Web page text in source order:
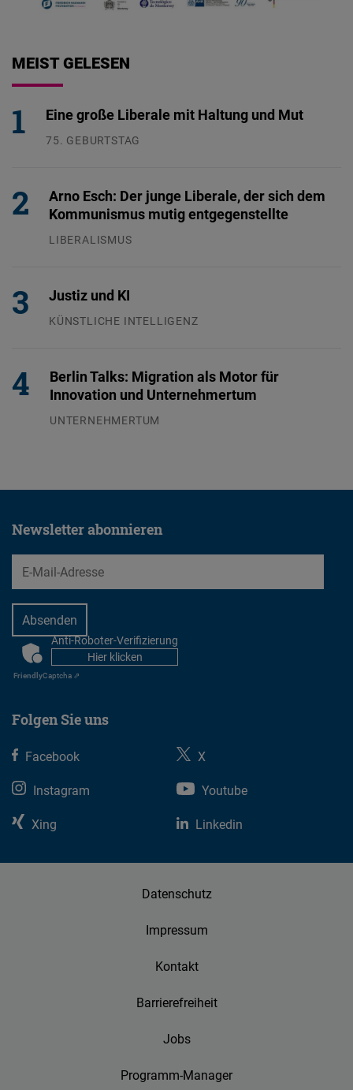
MEIST GELESEN
Eine große Liberale mit Haltung und Mut
75. GEBURTSTAG
Arno Esch: Der junge Liberale, der sich dem
Kommunismus mutig entgegenstellte
LIBERALISMUS
Justiz und KI
KÜNSTLICHE INTELLIGENZ
Berlin Talks: Migration als Motor für
Innovation und Unternehmertum
UNTERNEHMERTUM
Newsletter abonnieren
EMail
CAPTCHAAnti-Roboter-Verifizierung
Hier klicken
FriendlyCaptcha ⇗
Folgen Sie uns
Facebook
X
Instagram
Youtube
Xing
Linkedin
Datenschutz
Impressum
Kontakt
Barrierefreiheit
Jobs
Programm-Manager